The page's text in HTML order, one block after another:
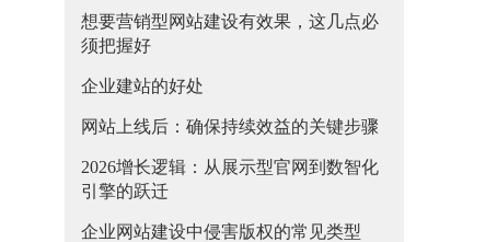
想要营销型网站建设有效果，这几点必
须把握好
企业建站的好处
网站上线后：确保持续效益的关键步骤
2026增长逻辑：从展示型官网到数智化
引擎的跃迁
企业网站建设中侵害版权的常见类型